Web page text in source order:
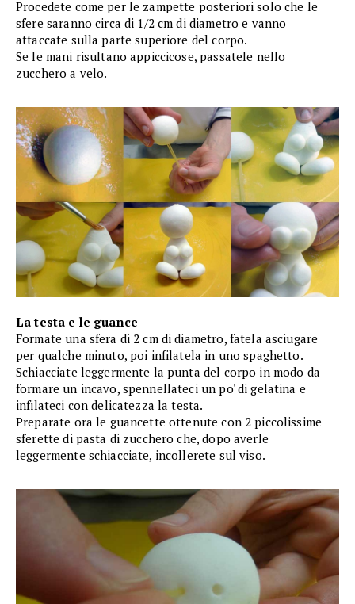
Procedete come per le zampette posteriori solo che le
sfere saranno circa di 1/2 cm di diametro e vanno
attaccate sulla parte superiore del corpo.
Se le mani risultano appiccicose, passatele nello
zucchero a velo.
La testa e le guance
Formate una sfera di 2 cm di diametro, fatela asciugare
per qualche minuto, poi infilatela in uno spaghetto.
Schiacciate leggermente la punta del corpo in modo da
formare un incavo, spennellateci un po' di gelatina e
infilateci con delicatezza la testa.
Preparate ora le guancette ottenute con 2 piccolissime
sferette di pasta di zucchero che, dopo averle
leggermente schiacciate, incollerete sul viso.